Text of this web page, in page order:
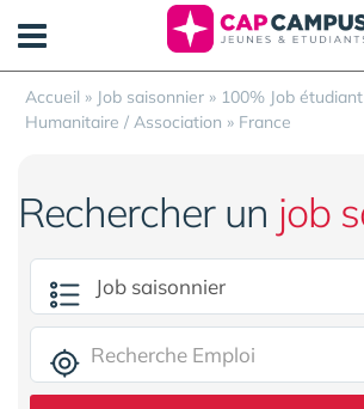
Accueil » Job saisonnier » 100% Job
Humanitaire / Association » France
Rechercher un job
Panneau de gestion des cookies